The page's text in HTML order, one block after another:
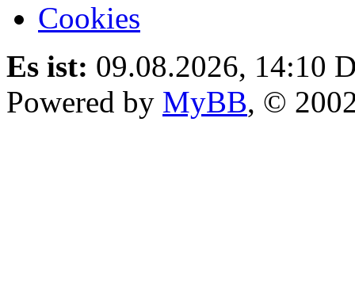
Cookies
Es ist: 09.08.2026, 14:10
Powered by MyBB, ©